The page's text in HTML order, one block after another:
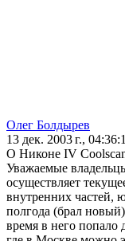
Олег Болдырев
13 дек. 2003 г.,
О Никоне IV
Уважаемые
осуществляет
внутренних частей,
полгода (брал
время в него попало